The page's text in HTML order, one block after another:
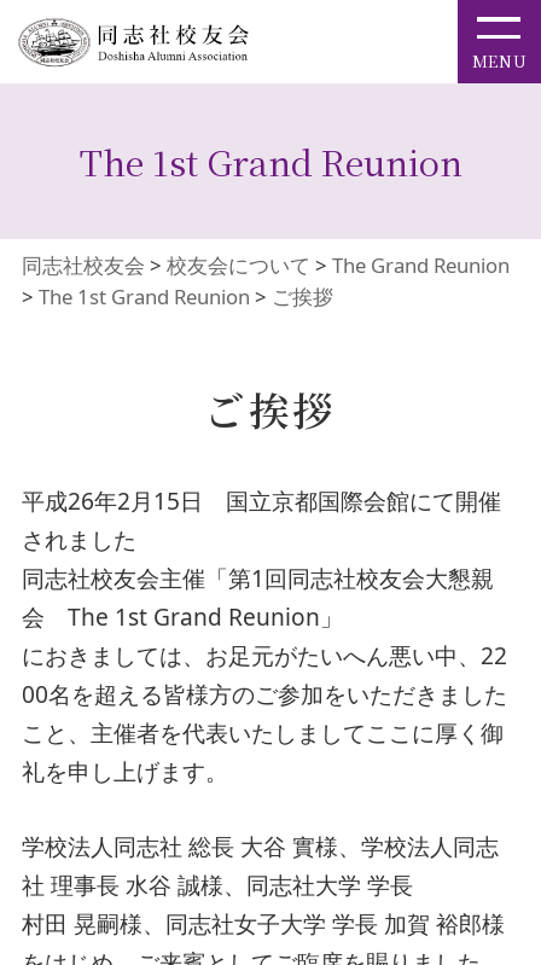
The 1st Grand Reunion
同志社校友会 > 校友会について > The Grand Reunion
> The 1st Grand Reunion > ご挨拶
ご挨拶
平成26年2月15日 国立京都国際会館にて開催
されました
同志社校友会主催「第1回同志社校友会大懇親
会 The 1st Grand Reunion」
におきましては、お足元がたいへん悪い中、22
00名を超える皆様方のご参加をいただきました
こと、主催者を代表いたしましてここに厚く御
礼を申し上げます。
学校法人同志社 総長 大谷 實様、学校法人同志
社 理事長 水谷 誠様、同志社大学 学長
村田 晃嗣様、同志社女子大学 学長 加賀 裕郎様